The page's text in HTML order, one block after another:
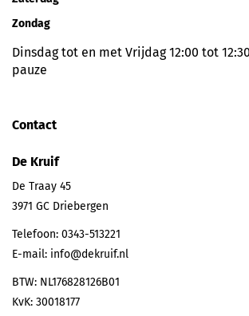
Zondag
Dinsdag tot en met Vrijdag 12:00 tot
pauze
Contact
De Kruif
De Traay 45
3971 GC Driebergen
Telefoon: 0343-513221
E-mail: info@dekruif.nl
BTW: NL176828126B01
KvK: 30018177